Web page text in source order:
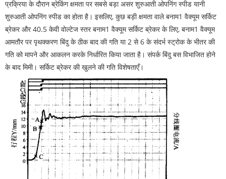
प्रक्रिया के दौरान ब्रेकिंग क्षमता पर सबसे बड़ा असर शुरुआती ओपनिंग स्पीड यानी
शुरुआती ओपनिंग स्पीड का होता है। इसलिए, कुछ बड़ी क्षमता वाले बनाम1 वैक्यूम सर्किट
ब्रेकर और 40.5 केवी वोल्टेज स्तर बनाम1 वैक्यूम सर्किट ब्रेकर के लिए, बनाम1 वैक्यूम
आमतौर पर पृथक्करण बिंदु के ठीक बाद की गति या 2 से 6 के संदर्भ स्ट्रोक के भीतर की
गति को मापने और आकलन करके निर्धारित किया जाता है। संपर्क बिंदु बस विभाजित होने
के बाद मिमी। सर्किट ब्रेकर की खुलने की गति विशेषताएँ।